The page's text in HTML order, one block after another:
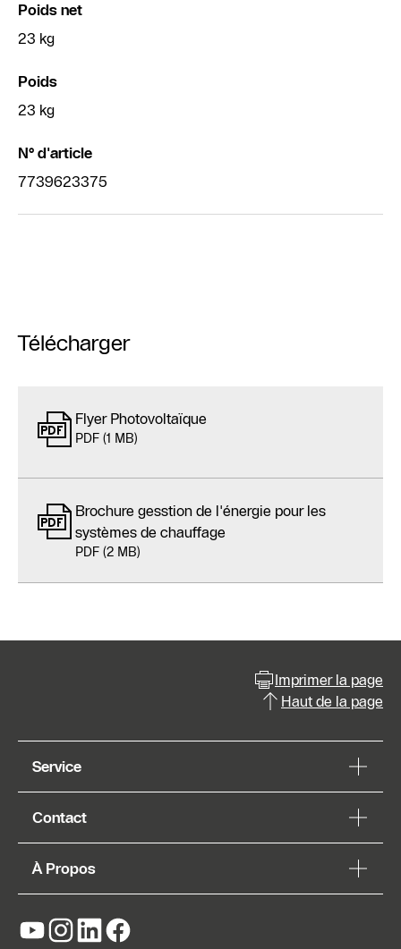
Poids net
23 kg
Poids
23 kg
N° d'article
7739623375
Télécharger
Flyer Photovoltaïque
PDF (1 MB)
Brochure gesstion de l'énergie pour les
systèmes de chauffage
PDF (2 MB)
Imprimer la page
Haut de la page
Service
Contact
À Propos